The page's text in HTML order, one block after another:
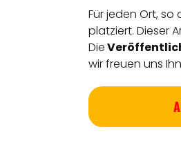
Für jeden Ort, so
platziert. Dieser
Die
wir freuen uns